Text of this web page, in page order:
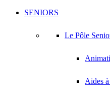
SENIORS
Le Pôle
Aides